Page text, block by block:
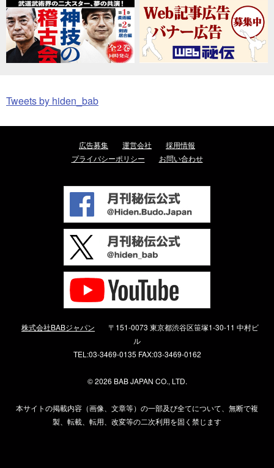
Tweets by hiden_bab
広告募集 運営会社
採用情報
プライバシーポリシー
お問い合わせ
株式会社BABジャパン
〒151-0073 東京都渋谷区笹塚1-30-11 中村ビ
ル
TEL:03-3469-0135 FAX:03-3469-0162
©2026 BAB JAPAN CO., LTD.
本サイトの掲載内容（画像、文章等）の一部及び全てについて、無断で複
製、転載、転用、改変等の二次利用を固く禁じます